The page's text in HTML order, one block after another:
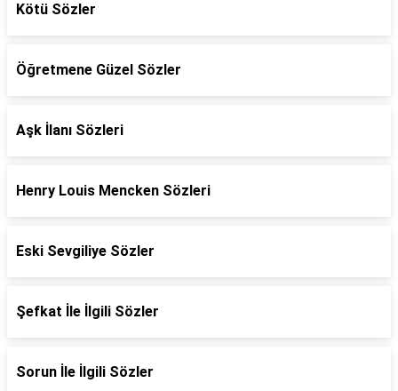
Kötü Sözler
Öğretmene Güzel Sözler
Aşk İlanı Sözleri
Henry Louis Mencken Sözleri
Eski Sevgiliye Sözler
Şefkat İle İlgili Sözler
Sorun İle İlgili Sözler